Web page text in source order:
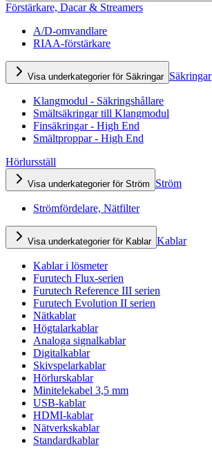
Förstärkare, Dacar & Streamers
A/D-omvandlare
RIAA-förstärkare
Visa underkategorier för Säkringar Säkringar
Klangmodul - Säkringshållare
Smältsäkringar till Klangmodul
Finsäkringar - High End
Smältproppar - High End
Hörlursställ
Visa underkategorier för Ström Ström
Strömfördelare, Nätfilter
Visa underkategorier för Kablar Kablar
Kablar i lösmeter
Furutech Flux-serien
Furutech Reference III serien
Furutech Evolution II serien
Nätkablar
Högtalarkablar
Analoga signalkablar
Digitalkablar
Skivspelarkablar
Hörlurskablar
Minitelekabel 3,5 mm
USB-kablar
HDMI-kablar
Nätverkskablar
Standardkablar